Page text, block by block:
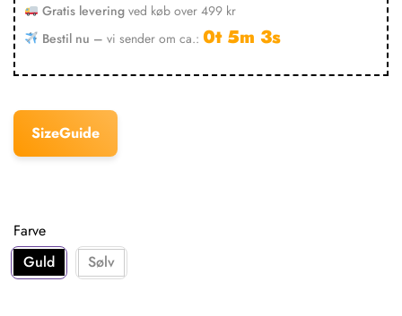
Gratis leveringved køb over 499 kr
Bestil nu – vi sender om ca.: 0t 5m 3s
Farve
Guld
Sølv